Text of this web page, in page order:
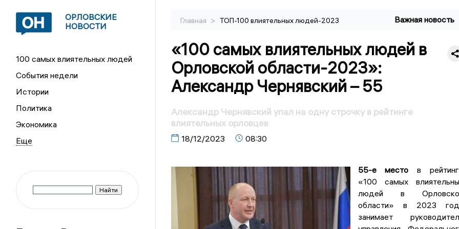
ОРЛОВСКИЕ
НОВОСТИ
100 самых влиятельных людей
События недели
Истории
Политика
Экономика
Главная > ТОП-100 влиятельных людей-2023 Важная новость
«100 самых влиятельных людей в
Орловской области-2023»:
Александр Чернявский – 55
Александр Чернявский упал на одну строчку в рейтинге
влиятельных орловцев
18/12/2023 08:30
55-е место в
«100 самых
людей в
области» в 2023
занимает